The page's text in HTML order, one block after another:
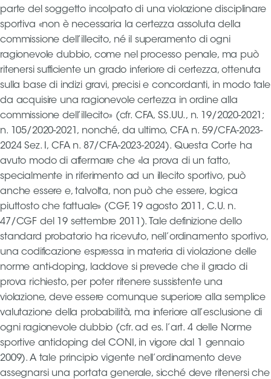
Social media
parte del soggetto incolpato di una violazione disciplinare
sportiva «non è necessaria la certezza assoluta della
commissione dell’illecito, né il superamento di ogni
ragionevole dubbio, come nel processo penale, ma può
ritenersi sufficiente un grado inferiore di certezza, ottenuta
sulla base di indizi gravi, precisi e concordanti, in modo tale
da acquisire una ragionevole certezza in ordine alla
commissione dell’illecito» (cfr. CFA, SS.UU., n. 19/2020-2021;
n. 105/2020-2021, nonché, da ultimo, CFA n. 59/CFA-2023-
2024 Sez. I, CFA n. 87/CFA-2023-2024). Questa Corte ha
avuto modo di affermare che «la prova di un fatto,
specialmente in riferimento ad un illecito sportivo, può
anche essere e, talvolta, non può che essere, logica
piuttosto che fattuale» (CGF, 19 agosto 2011, C.U. n.
47/CGF del 19 settembre 2011). Tale definizione dello
standard probatorio ha ricevuto, nell’ordinamento sportivo,
una codificazione espressa in materia di violazione delle
norme anti-doping, laddove si prevede che il grado di
prova richiesto, per poter ritenere sussistente una
violazione, deve essere comunque superiore alla semplice
valutazione della probabilità, ma inferiore all’esclusione di
ogni ragionevole dubbio (cfr. ad es. l’art. 4 delle Norme
sportive antidoping del CONI, in vigore dal 1 gennaio
2009). A tale principio vigente nell’ordinamento deve
assegnarsi una portata generale, sicché deve ritenersi che